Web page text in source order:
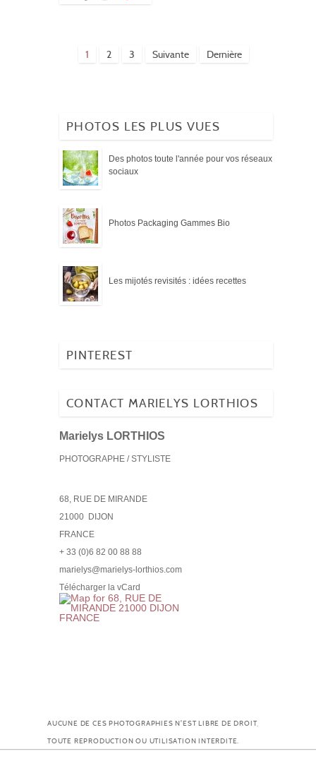
1 2 3 Suivante Dernière
PHOTOS LES PLUS VUES
Des photos toute l'année pour vos réseaux
sociaux
Photos Packaging Gammes Bio
Les mijotés revisités : idées recettes
PINTEREST
CONTACT MARIELYS LORTHIOS
Marielys LORTHIOS
PHOTOGRAPHE / STYLISTE
68, RUE DE MIRANDE
21000 DIJON
FRANCE
+ 33 (0)6 82 00 88 88
marielys@marielys-lorthios.com
Télécharger la vCard
AUCUNE DE CES PHOTOGRAPHIES N'EST LIBRE DE DROIT,
TOUTE REPRODUCTION OU UTILISATION INTERDITE.